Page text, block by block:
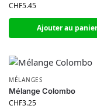
CHF5.45
Ajouter au panier
MÉLANGES
Mélange Colombo
CHF3.25